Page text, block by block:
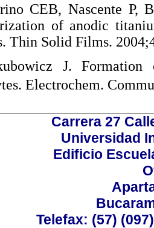
CEB, Nascente P,
of anodic
Thin Solid Films.
J.
Electrochem.
Carrera 27
Universidad
Edificio
Telefax: (57)